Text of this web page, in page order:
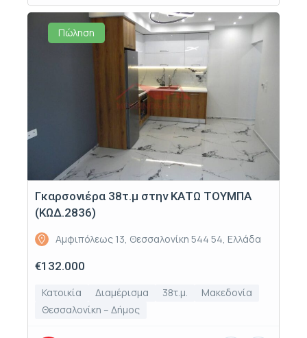
Πώληση
Γκαρσονιέρα 38τ.μ στην ΚΑΤΩ ΤΟΥΜΠΑ
(ΚΩΔ.2836)
Αμφιπόλεως 13, Θεσσαλονίκη 544 54, Ελλάδα
€132.000
Κατοικία Διαμέρισμα 38τ.μ.
Μακεδονία
Θεσσαλονίκη – Δήμος